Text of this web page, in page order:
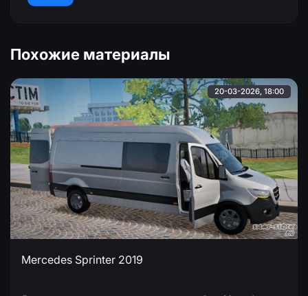
Похожие материалы
20-03-2026, 18:00
Mercedes Sprinter 2019